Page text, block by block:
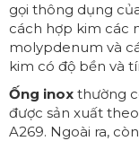
gọi thông dụng
cách hợp kim các
molypdenum và
kim có độ bền và
Ống inox thường
được sản xuất
A269. Ngoài ra,